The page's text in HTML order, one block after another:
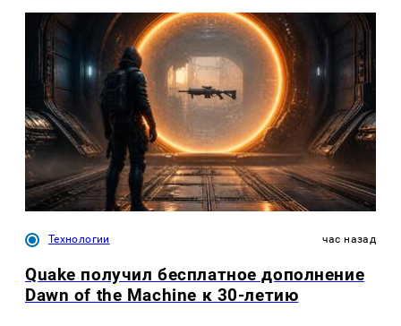
Технологии час назад
Quake получил бесплатное дополнение
Dawn of the Machine к 30-летию